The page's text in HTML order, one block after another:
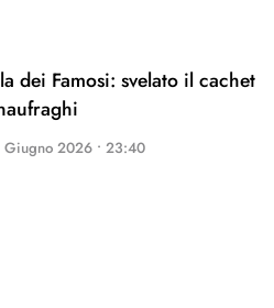
dei Famosi: svelato il cachet
Giugno 2026 • 23:40